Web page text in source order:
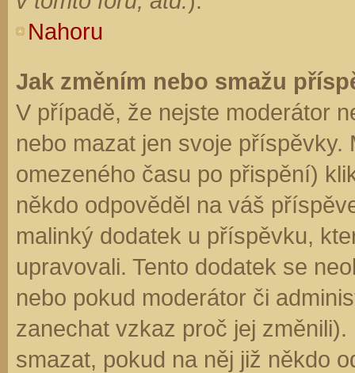
Nahoru
Jak změním nebo smažu
V případě, že nejste moderátor
nebo mazat jen svoje
omezeného času po přispění)
někdo odpověděl na váš
malinký dodatek u příspěvku,
upravovali. Tento dodatek se
nebo pokud moderátor či
zanechat vzkaz proč jej
smazat, pokud na něj již někdo